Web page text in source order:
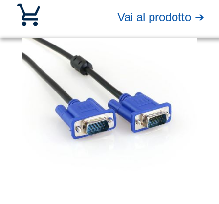
Vai al prodotto ➔